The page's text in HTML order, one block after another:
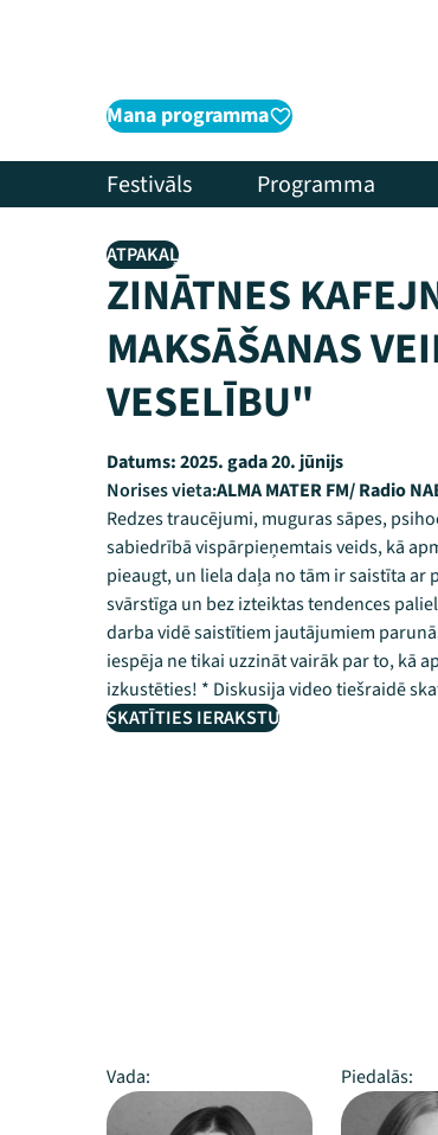
Mana programma
Festivāls Programma
ATPAKAĻ
ZINĀTNES
MAKSĀŠANAS
VESELĪBU"
Datums:2025. gada 20. jūnijs
Norises vieta:ALMA MATER FM/ Radio
Redzes traucējumi, muguras sāpes,
sabiedrībā vispārpieņemtais veids, kā
pieaugt, un liela daļa no tām ir saistīta
svārstīga un bez izteiktas tendences
darba vidē saistītiem jautājumiem
iespēja ne tikai uzzināt vairāk par to, kā
izkustēties! * Diskusija video tiešraidē
SKATĪTIES IERAKSTU
Vada:
Piedalās: